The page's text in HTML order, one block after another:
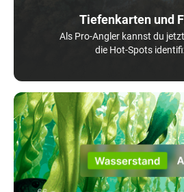
Tiefenkarten und
Als Pro-Angler kannst du
die Hot-Spots